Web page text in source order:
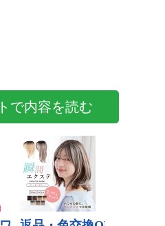
で内容を読む